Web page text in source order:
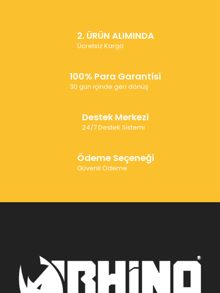
2. ÜRÜN ALIMINDA
Ücretsiz Kargo
100% Para Garantisi
30 gün içinde geri dönüş
Destek Merkezi
24/7 Destek Sistemi
Ödeme Seçeneği
Güvenli Ödeme